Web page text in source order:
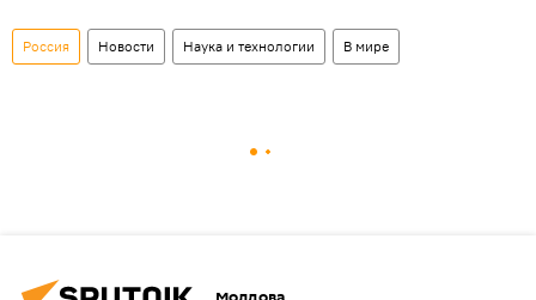
Россия Новости Наука и технологии В мире